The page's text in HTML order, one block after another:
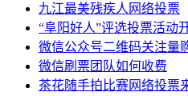
九江最美残疾人网络投票
“阜阳好人”评选投票活动
微信公众号二维码关注量
微信刷票团队如何收费
茶花随手拍比赛网络投票